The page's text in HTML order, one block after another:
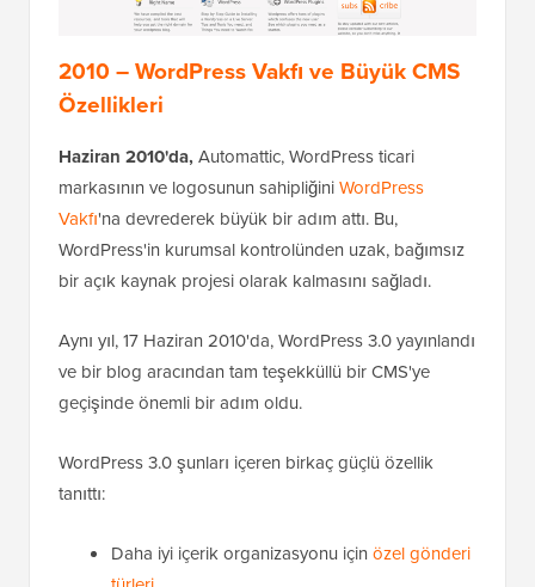
2010 – WordPress Vakfı ve Büyük CMS
Özellikleri
Haziran 2010'da,Automattic, WordPress ticari
markasının ve logosunun sahipliğiniWordPress
Vakfı'na devrederek büyük bir adım attı. Bu,
WordPress'in kurumsal kontrolünden uzak, bağımsız
bir açık kaynak projesi olarak kalmasını sağladı.
Aynı yıl, 17 Haziran 2010'da, WordPress 3.0 yayınlandı
ve bir blog aracından tam teşekküllü bir CMS'ye
geçişinde önemli bir adım oldu.
WordPress 3.0 şunları içeren birkaç güçlü özellik
tanıttı:
Daha iyi içerik organizasyonu için özel gönderi